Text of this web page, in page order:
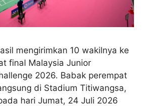
mengirimkan 10 wakilnya ke
final Malaysia Junior
2026. Babak perempat
di Stadium Titiwangsa,
hari Jumat, 24 Juli 2026